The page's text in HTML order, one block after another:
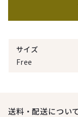
サイズ
Free
送料・配送につい